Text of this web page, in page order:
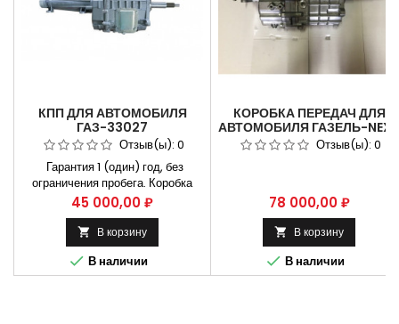
КПП ДЛЯ АВТОМОБИЛЯ
ГАЗ-33027
ПОЛНОПРИВОДНАЯ №
33027-1700010
Отзыв(ы): 0
Гарантия 1 (один) год, без
ограничения пробега. Коробка
передач КПП ГАЗ-33027
полноприводная № 33027-
1700010, 33027-1700010-
30,33027-1700010-10.
Применяется на автомобилях
Газ-33027 и их модификациях.
Цена
45 000,00 ₽
 В корзину
 В наличии
КОРОБКА ПЕРЕДАЧ ДЛЯ
АВТОМОБИЛЯ ГАЗЕЛЬ-NEXT
АВТОБУС 330 Н.М ДВ. А275
ЕВРО 5 Г/Б (НА ТРОСАХ)
Отзыв(ы): 0
Цена
78 000,00 ₽
 В корзину
 В наличии